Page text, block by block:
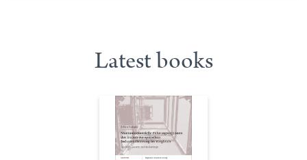
Latest books